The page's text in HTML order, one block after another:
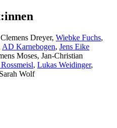
Dreyer, Wiebke Fuchs,
AD Karnebogen, Jens Eike
Moses, Jan-Christian
, Lukas Weidinger,
Wolf